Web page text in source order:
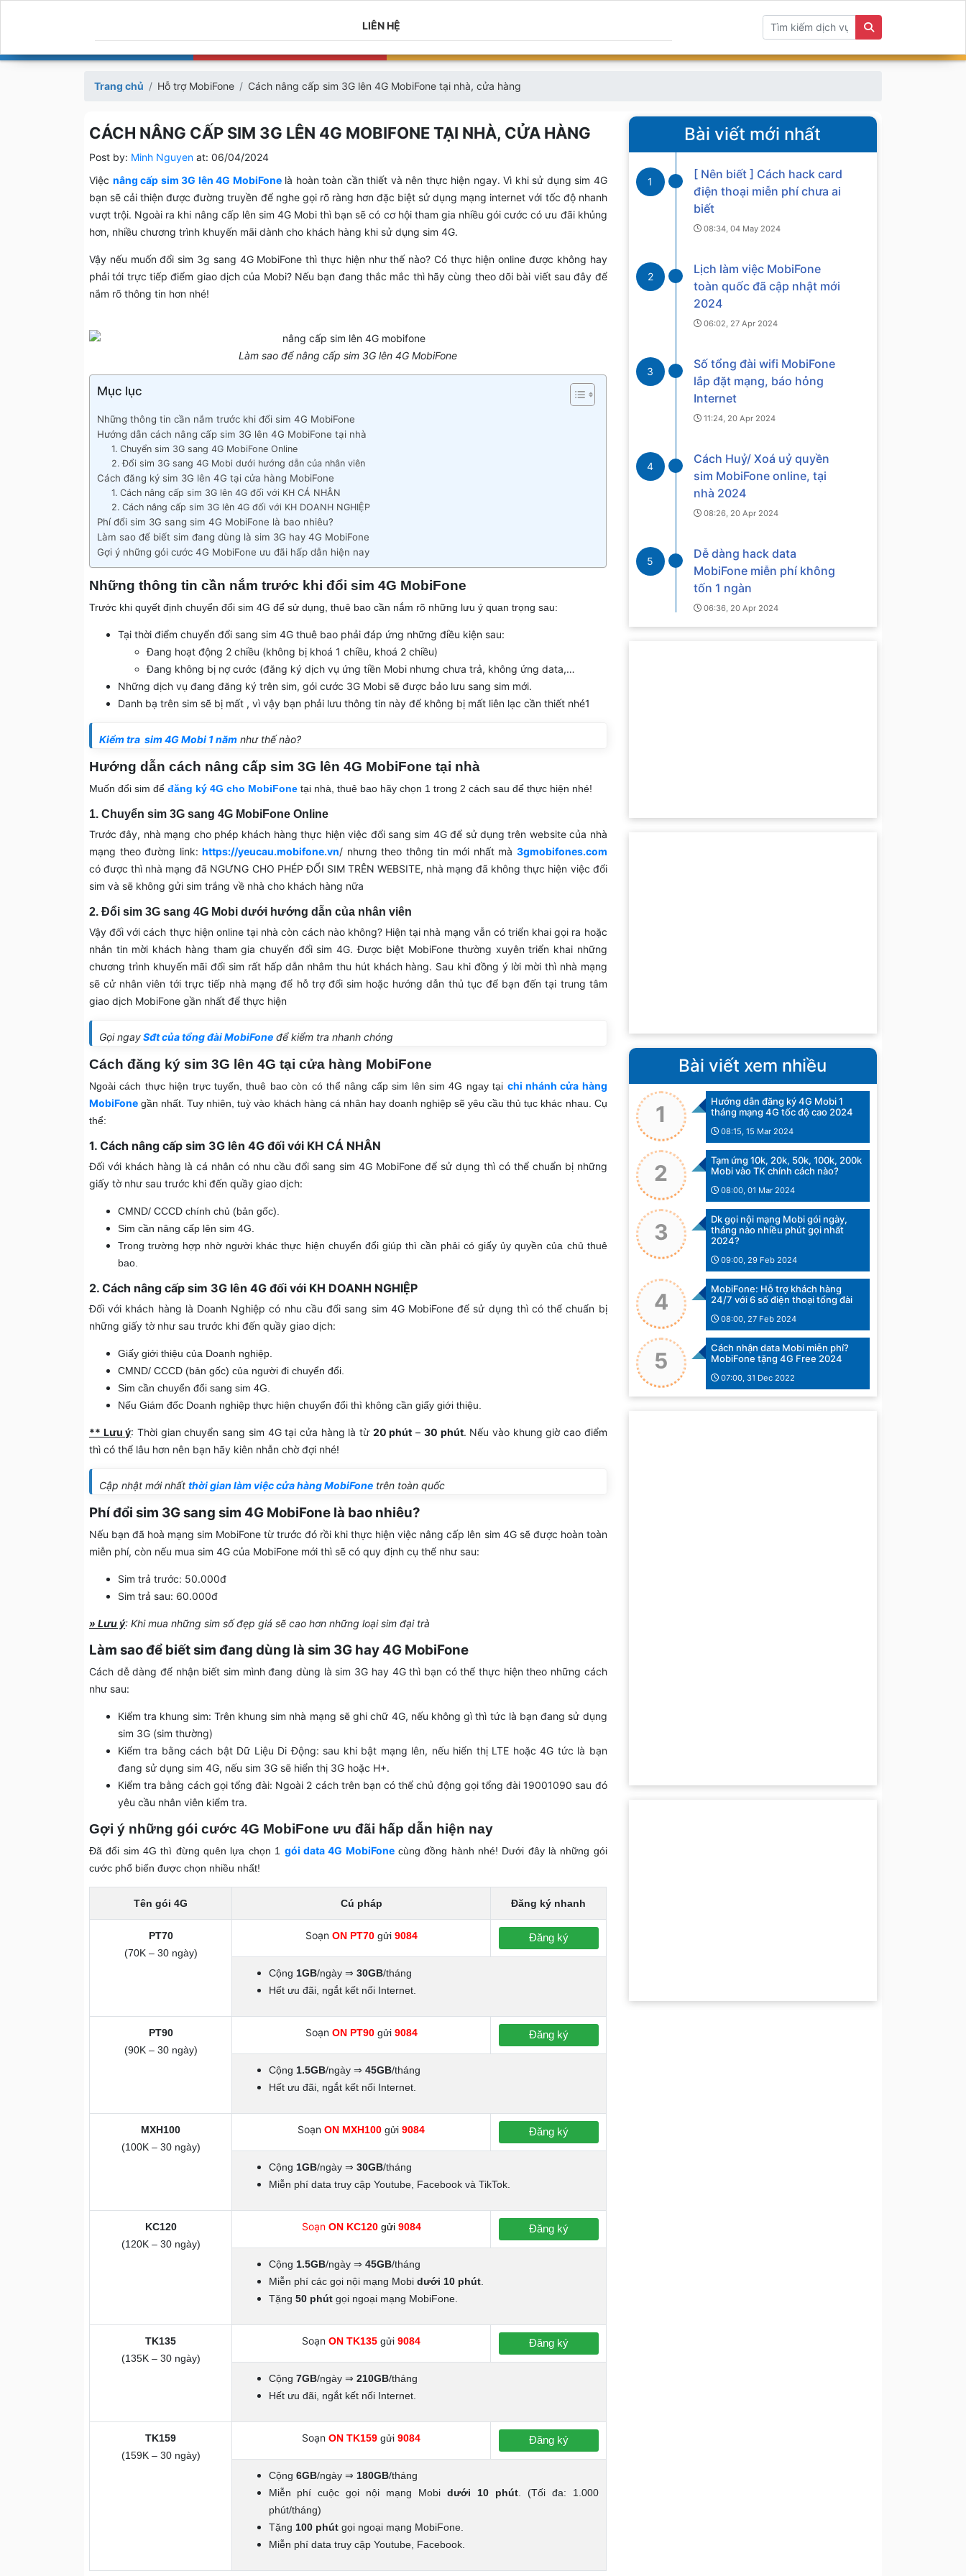
LIÊN HỆ
Trang chủ Hỗ trợ MobiFone Cách nâng cấp sim 3G lên 4G MobiFone tại nhà, cửa hàng
CÁCH NÂNG CẤP SIM 3G LÊN 4G MOBIFONE TẠI NHÀ, CỬA HÀNG
Post by: Minh Nguyen at: 06/04/2024
Việc nâng cấp sim 3G lên 4G MobiFonelà hoàn toàn cần thiết và nên thực hiện ngay. Vì khi sử dụng sim 4G
bạn sẽ cải thiện được đường truyền để nghe gọi rõ ràng hơn đặc biệt sử dụng mạng internet với tốc độ nhanh
vượt trội. Ngoài ra khi nâng cấp lên sim 4G Mobi thì bạn sẽ có cơ hội tham gia nhiều gói cước có ưu đãi khủng
hơn, nhiều chương trình khuyến mãi dành cho khách hàng khi sử dụng sim 4G.
Vậy nếu muốn đổi sim 3g sang 4G MobiFone thì thực hiện như thế nào? Có thực hiện online được không hay
phải tới trực tiếp điểm giao dịch của Mobi? Nếu bạn đang thắc mắc thì hãy cùng theo dõi bài viết sau đây để
nắm rõ thông tin hơn nhé!
Làm sao để nâng cấp sim 3G lên 4G MobiFone
Mục lục
Những thông tin cần nắm trước khi đổi sim 4G MobiFone
Hướng dẫn cách nâng cấp sim 3G lên 4G MobiFone tại nhà
1. Chuyển sim 3G sang 4G MobiFone Online
2. Đổi sim 3G sang 4G Mobi dưới hướng dẫn của nhân viên
Cách đăng ký sim 3G lên 4G tại cửa hàng MobiFone
1. Cách nâng cấp sim 3G lên 4G đối với KH CÁ NHÂN
2. Cách nâng cấp sim 3G lên 4G đối với KH DOANH NGHIỆP
Phí đổi sim 3G sang sim 4G MobiFone là bao nhiêu?
Làm sao để biết sim đang dùng là sim 3G hay 4G MobiFone
Gợi ý những gói cước 4G MobiFone ưu đãi hấp dẫn hiện nay
Những thông tin cần nắm trước khi đổi sim 4G MobiFone
Trước khi quyết định chuyển đổi sim 4G để sử dụng, thuê bao cần nắm rõ những lưu ý quan trọng sau:
Tại thời điểm chuyển đổi sang sim 4G thuê bao phải đáp ứng những điều kiện sau:
Đang hoạt động 2 chiều (không bị khoá 1 chiều, khoá 2 chiều)
Đang không bị nợ cước (đăng ký dịch vụ ứng tiền Mobi nhưng chưa trả, không ứng data,…
Những dịch vụ đang đăng ký trên sim, gói cước 3G Mobi sẽ được bảo lưu sang sim mới.
Danh bạ trên sim sẽ bị mất , vì vậy bạn phải lưu thông tin này để không bị mất liên lạc cần thiết nhé1
Kiểm tra sim 4G Mobi 1 năm như thế nào?
Hướng dẫn cách nâng cấp sim 3G lên 4G MobiFone tại nhà
Muốn đổi sim để đăng ký 4G cho MobiFone tại nhà, thuê bao hãy chọn 1 trong 2 cách sau để thực hiện nhé!
1. Chuyển sim 3G sang 4G MobiFone Online
Trước đây, nhà mạng cho phép khách hàng thực hiện việc đổi sang sim 4G để sử dụng trên website của nhà
mạng theo đường link:https://yeucau.mobifone.vn/ nhưng theo thông tin mới nhất mà 3gmobifones.com
có được thì nhà mạng đã NGƯNG CHO PHÉP ĐỔI SIM TRÊN WEBSITE, nhà mạng đã không thực hiện việc đổi
sim và sẽ không gửi sim trắng về nhà cho khách hàng nữa
2. Đổi sim 3G sang 4G Mobi dưới hướng dẫn của nhân viên
Vậy đối với cách thực hiện online tại nhà còn cách nào không? Hiện tại nhà mạng vẫn có triển khai gọi ra hoặc
nhắn tin mời khách hàng tham gia chuyển đổi sim 4G. Được biệt MobiFone thường xuyên triển khai những
chương trình khuyến mãi đổi sim rất hấp dẫn nhắm thu hút khách hàng. Sau khi đồng ý lời mời thì nhà mạng
sẽ cử nhân viên tới trực tiếp nhà mạng để hỗ trợ đổi sim hoặc hướng dẫn thủ tục để bạn đến tại trung tâm
giao dịch MobiFone gần nhất để thực hiện
Gọi ngaySđt của tổng đài MobiFone để kiểm tra nhanh chóng
Cách đăng ký sim 3G lên 4G tại cửa hàng MobiFone
Ngoài cách thực hiện trực tuyến, thuê bao còn có thể nâng cấp sim lên sim 4G ngay tại chi nhánh cửa hàng
MobiFone gần nhất. Tuy nhiên, tuỳ vào khách hàng cá nhân hay doanh nghiệp sẽ yêu cầu thủ tục khác nhau. Cụ
thể:
1. Cách nâng cấp sim 3G lên 4G đối với KH CÁ NHÂN
Đối với khách hàng là cá nhân có nhu cầu đổi sang sim 4G MobiFone để sử dụng thì có thể chuẩn bị những
giấy tờ như sau trước khi đến quầy giao dịch:
CMND/ CCCD chính chủ (bản gốc).
Sim cần nâng cấp lên sim 4G.
Trong trường hợp nhờ người khác thực hiện chuyển đổi giúp thì cần phải có giấy ủy quyền của chủ thuê
bao.
2. Cách nâng cấp sim 3G lên 4G đối với KH DOANH NGHIỆP
Đối với khách hàng là Doanh Nghiệp có nhu cầu đổi sang sim 4G MobiFone để sử dụng thì có thể chuẩn bị
những giấy tờ như sau trước khi đến quầy giao dịch:
Giấy giới thiệu của Doanh nghiệp.
CMND/ CCCD (bản gốc) của người đi chuyển đổi.
Sim cần chuyển đổi sang sim 4G.
Nếu Giám đốc Doanh nghiệp thực hiện chuyển đổi thì không cần giấy giới thiệu.
** Lưu ý: Thời gian chuyển sang sim 4G tại cửa hàng là từ 20 phút – 30 phút. Nếu vào khung giờ cao điểm
thì có thể lâu hơn nên bạn hãy kiên nhẫn chờ đợi nhé!
Cập nhật mới nhất thời gian làm việc cửa hàng MobiFone trên toàn quốc
Phí đổi sim 3G sang sim 4G MobiFone là bao nhiêu?
Nếu bạn đã hoà mạng sim MobiFone từ trước đó rồi khi thực hiện việc nâng cấp lên sim 4G sẽ được hoàn toàn
miễn phí, còn nếu mua sim 4G của MobiFone mới thì sẽ có quy định cụ thể như sau:
Sim trả trước: 50.000đ
Sim trả sau: 60.000đ
» Lưu ý: Khi mua những sim số đẹp giá sẽ cao hơn những loại sim đại trà
Làm sao để biết sim đang dùng là sim 3G hay 4G MobiFone
Cách dễ dàng để nhận biết sim mình đang dùng là sim 3G hay 4G thì bạn có thể thực hiện theo những cách
như sau:
Kiểm tra khung sim: Trên khung sim nhà mạng sẽ ghi chữ 4G, nếu không gì thì tức là bạn đang sử dụng
sim 3G (sim thường)
Kiểm tra bằng cách bật Dữ Liệu Di Động: sau khi bật mạng lên, nếu hiển thị LTE hoặc 4G tức là bạn
đang sử dụng sim 4G, nếu sim 3G sẽ hiển thị 3G hoặc H+.
Kiểm tra bằng cách gọi tổng đài: Ngoài 2 cách trên bạn có thể chủ động gọi tổng đài 19001090 sau đó
yêu cầu nhân viên kiểm tra.
Gợi ý những gói cước 4G MobiFone ưu đãi hấp dẫn hiện nay
Đã đổi sim 4G thì đừng quên lựa chọn 1 gói data 4G MobiFonecùng đồng hành nhé! Dưới đây là những gói
cước phổ biến được chọn nhiều nhất!
Tên gói 4G Cú pháp Đăng ký nhanh
PT70
(70K – 30 ngày)
Soạn ON PT70gửi9084 Đăng ký
Cộng 1GB/ngày ⇒ 30GB/tháng
Hết ưu đãi, ngắt kết nối Internet.
PT90
(90K – 30 ngày)
SoạnON PT90gửi9084 Đăng ký
Cộng 1.5GB/ngày ⇒ 45GB/tháng
Hết ưu đãi, ngắt kết nối Internet.
MXH100
(100K – 30 ngày)
Soạn ON MXH100 gửi 9084 Đăng ký
Cộng 1GB/ngày ⇒ 30GB/tháng
Miễn phí data truy cập Youtube, Facebook và TikTok.
KC120
(120K – 30 ngày)
Soạn ON KC120 gửi9084 Đăng ký
Cộng 1.5GB/ngày ⇒ 45GB/tháng
Miễn phí các gọi nội mạng Mobi dưới 10 phút.
Tặng 50 phútgọi ngoại mạng MobiFone.
TK135
(135K – 30 ngày)
Soạn ON TK135 gửi 9084 Đăng ký
Cộng 7GB/ngày ⇒ 210GB/tháng
Hết ưu đãi, ngắt kết nối Internet.
TK159
(159K – 30 ngày)
Soạn ON TK159 gửi 9084 Đăng ký
Cộng 6GB/ngày ⇒ 180GB/tháng
Miễn phí cuộc gọi nội mạng Mobi dưới 10 phút. (Tối đa: 1.000
phút/tháng)
Tặng 100 phútgọi ngoại mạng MobiFone.
Miễn phí data truy cập Youtube, Facebook.
Bài viết mới nhất
1
[ Nên biết ] Cách hack card
điện thoại miễn phí chưa ai
biết
08:34, 04 May 2024
2
Lịch làm việc MobiFone
toàn quốc đã cập nhật mới
2024
06:02, 27 Apr 2024
3
Số tổng đài wifi MobiFone
lắp đặt mạng, báo hỏng
Internet
11:24, 20 Apr 2024
4
Cách Huỷ/ Xoá uỷ quyền
sim MobiFone online, tại
nhà 2024
08:26, 20 Apr 2024
5
Dễ dàng hack data
MobiFone miễn phí không
tốn 1 ngàn
06:36, 20 Apr 2024
Bài viết xem nhiều
1
Hướng dẫn đăng ký 4G Mobi 1
tháng mạng 4G tốc độ cao 2024
08:15, 15 Mar 2024
2
Tạm ứng 10k, 20k, 50k, 100k, 200k
Mobi vào TK chính cách nào?
08:00, 01 Mar 2024
3
Dk gọi nội mạng Mobi gói ngày,
tháng nào nhiều phút gọi nhất
2024?
09:00, 29 Feb 2024
4
MobiFone: Hỗ trợ khách hàng
24/7 với 6 số điện thoại tổng đài
08:00, 27 Feb 2024
5
Cách nhận data Mobi miễn phí?
MobiFone tặng 4G Free 2024
07:00, 31 Dec 2022